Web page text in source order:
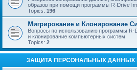
образов при помощи программы R-Drive
Topics: 196
Мигрирование и Клонирование
Вопросы по использованию программы R-
и клонирование компьютерных систем.
Topics: 2
ЗАЩИТА ПЕРСОНАЛЬНЫХ ДАННЫХ